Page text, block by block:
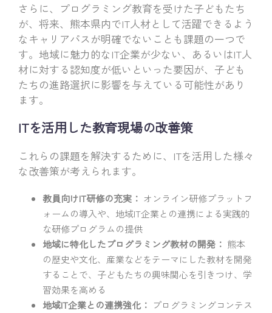
さらに、プログラミング教育を受けた子どもたち
が、将来、熊本県内でIT人材として活躍できるよう
なキャリアパスが明確でないことも課題の一つで
す。地域に魅力的なIT企業が少ない、あるいはIT人
材に対する認知度が低いといった要因が、子ども
たちの進路選択に影響を与えている可能性があり
ます。
ITを活用した教育現場の改善策
これらの課題を解決するために、ITを活用した様々
な改善策が考えられます。
教員向けIT研修の充実： オンライン研修プラットフ
ォームの導入や、地域IT企業との連携による実践的
な研修プログラムの提供
地域に特化したプログラミング教材の開発： 熊本
の歴史や文化、産業などをテーマにした教材を開発
することで、子どもたちの興味関心を引きつけ、学
習効果を高める
地域IT企業との連携強化： プログラミングコンテス